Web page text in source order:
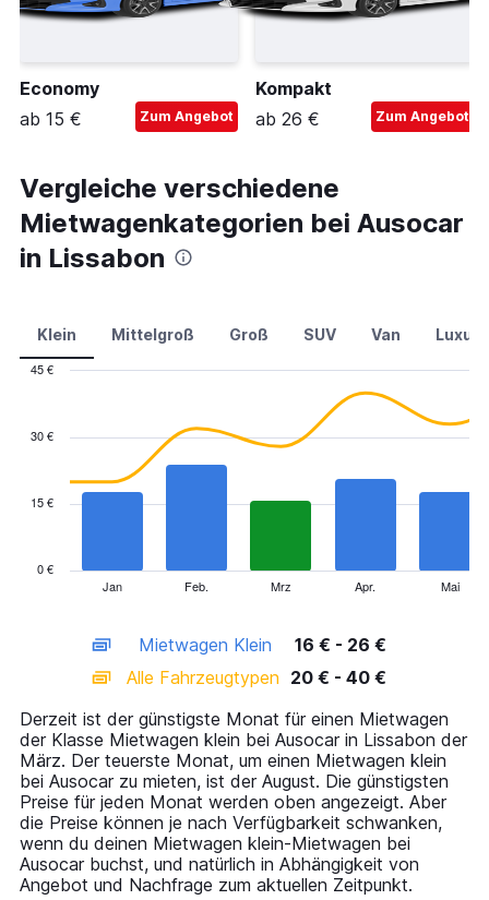
Economy
ab 15 €
Zum Angebot
Kompakt
ab 26 €
Zum Angebot
Vergleiche verschiedene
Mietwagenkategorien bei Ausocar
in Lissabon
Klein Mittelgroß Groß SUV Van
series.
has
displaying
categories.
14
categories.
The
chart
has
1
Y
axis
displaying
Jan Feb. Mrz Apr. Mai
0 €
15 €
30 €
45 €
Mietwagen Klein
16 € - 26 €
Alle Fahrzeugtypen 20 € - 40 €
Derzeit ist der günstigste Monat für einen Mietwagen
der Klasse Mietwagen klein bei Ausocar in Lissabon der
März. Der teuerste Monat, um einen Mietwagen klein
bei Ausocar zu mieten, ist der August. Die günstigsten
Preise für jeden Monat werden oben angezeigt. Aber
die Preise können je nach Verfügbarkeit schwanken,
wenn du deinen Mietwagen klein-Mietwagen bei
Ausocar buchst, und natürlich in Abhängigkeit von
Angebot und Nachfrage zum aktuellen Zeitpunkt.